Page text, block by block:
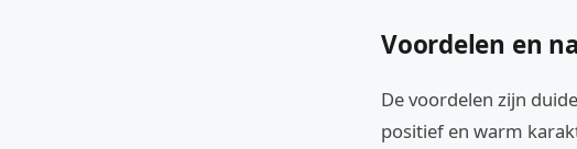
Voordelen en
De voordelen zijn
positief en warm